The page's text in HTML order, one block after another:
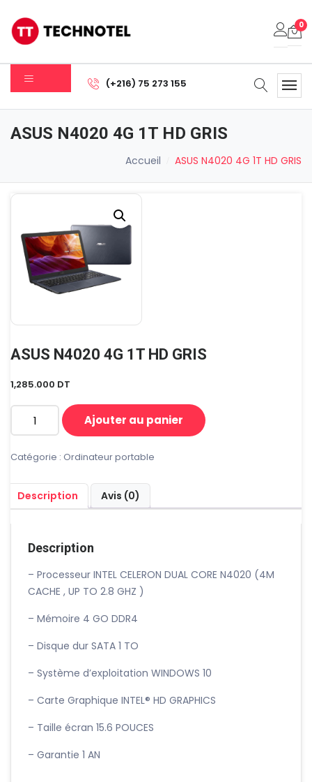
0
Votre panier est vide.
Sous-total: 0.000DT
Voir Le Panier Commander
(+216) 75 273 155
ASUS N4020 4G 1T HD GRIS
Accueil ASUS N4020 4G 1T HD GRIS
ASUS N4020 4G 1T HD GRIS
1,285.000 DT
quantité
ASUS
4G
1T
HD
Ajouter au panier
Catégorie : Ordinateur portable
Description Avis (0)
Description
– Processeur INTEL CELERON DUAL CORE N4020 (4M
CACHE , UP TO 2.8 GHZ )
– Mémoire 4 GO DDR4
– Disque dur SATA 1 TO
– Système d’exploitation WINDOWS 10
– Carte Graphique INTEL® HD GRAPHICS
– Taille écran 15.6 POUCES
– Garantie 1 AN